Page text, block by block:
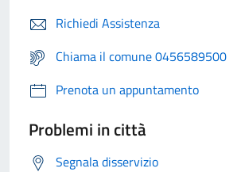
Richiedi Assistenza
Chiama il comune 0456589500
Prenota un appuntamento
Problemi in città
Segnala disservizio